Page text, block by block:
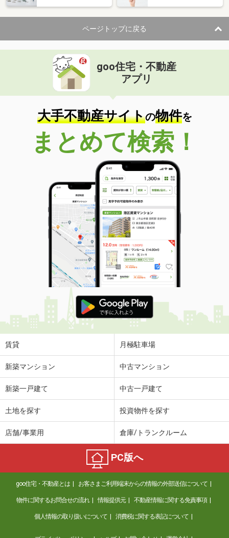
ページトップに戻る
goo住宅・不動産
アプリ
大手不動産サイトの物件を
まとめて検索！
賃貸 月極駐車場
新築マンション 中古マンション
新築一戸建て 中古一戸建て
土地を探す 投資物件を探す
店舗/事業用 倉庫/トランクルーム
PC版へ
goo住宅・不動産とは お客さまご利用端末からの情報の外部送信について
物件に関するお問合せの流れ 情報提供元 不動産情報に関する免責事項
個人情報の取り扱いについて 消費税に関する表記について